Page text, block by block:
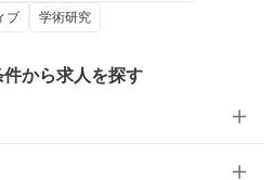
ブ
学術研究
件から求人を探す